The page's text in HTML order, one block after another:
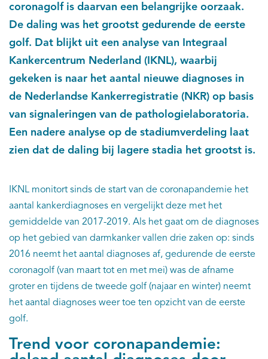
coronagolf is daarvan een belangrijke oorzaak.
De daling was het grootst gedurende de eerste
golf. Dat blijkt uit een analyse van Integraal
Kankercentrum Nederland (IKNL), waarbij
gekeken is naar het aantal nieuwe diagnoses in
de Nederlandse Kankerregistratie (NKR) op basis
van signaleringen van de pathologielaboratoria.
Een nadere analyse op de stadiumverdeling laat
zien dat de daling bij lagere stadia het grootst is.
IKNL monitort sinds de start van de coronapandemie het
aantal kankerdiagnoses en vergelijkt deze met het
gemiddelde van 2017-2019. Als het gaat om de diagnoses
op het gebied van darmkanker vallen drie zaken op: sinds
2016 neemt het aantal diagnoses af, gedurende de eerste
coronagolf (van maart tot en met mei) was de afname
groter en tijdens de tweede golf (najaar en winter) neemt
het aantal diagnoses weer toe ten opzicht van de eerste
golf.
Trend voor coronapandemie: